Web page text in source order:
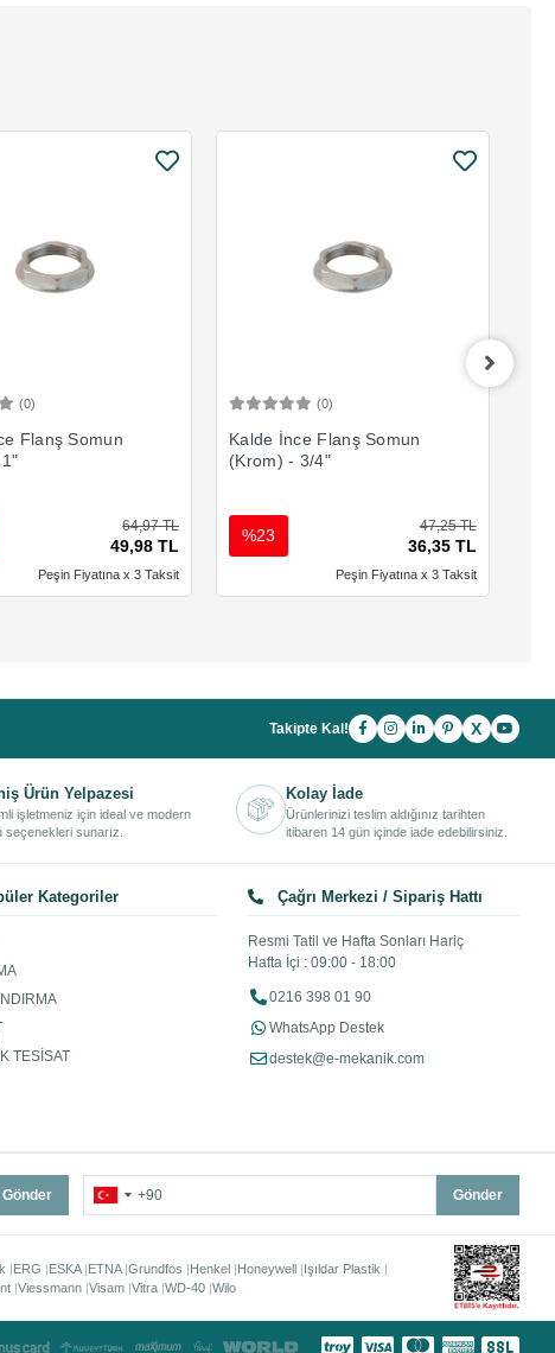
(0)
Flanş Somun
64,97 TL
49,98 TL
Peşin Fiyatına x 3 Taksit
(0)
Kalde İnce Flanş Somun
(Krom) - 3/4"
47,25 TL
36,35 TL
%23
Peşin Fiyatına x 3 Taksit
Takipte Kal! X
Ürün Yelpazesi
işletmeniz için ideal ve modern
seçenekleri sunarız.
Kolay İade
Ürünlerinizi teslim aldığınız tarihten
itibaren 14 gün içinde iade edebilirsiniz.
Kategoriler
TESİSAT
Çağrı Merkezi / Sipariş Hattı
Resmi Tatil ve Hafta Sonları Hariç
Hafta İçi : 09:00 - 18:00
0216 398 01 90
WhatsApp Destek
destek@e-mekanik.com
Gönder Gönder
ERG ESKA ETNA Grundfos Henkel Honeywell Işıldar Plastik
Viessmann Visam Vitra WD-40 Wilo